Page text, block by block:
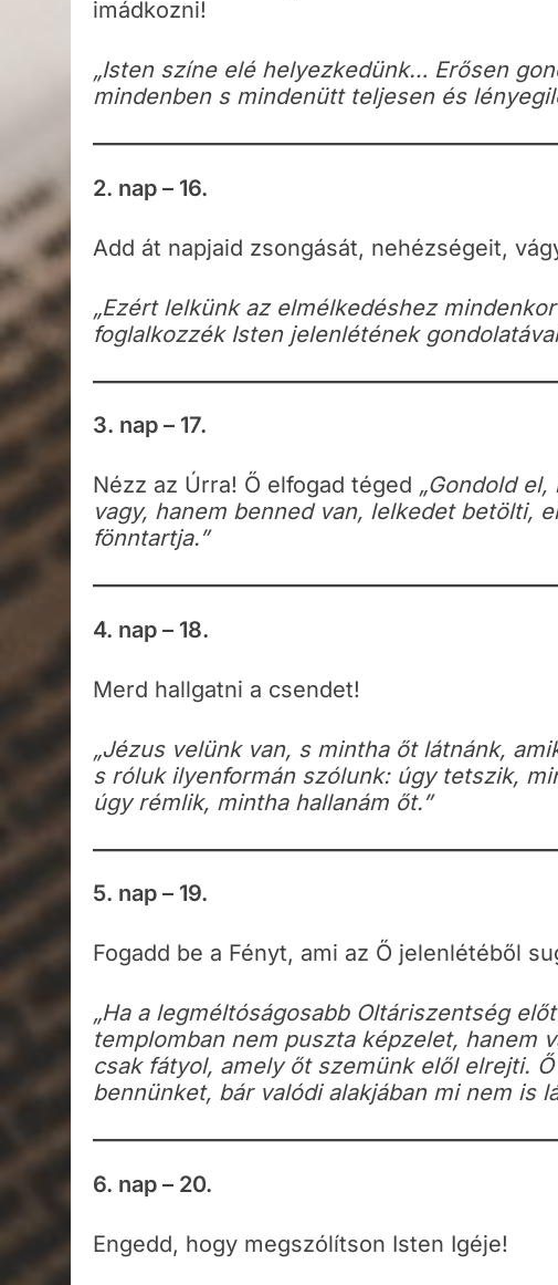
imádkozni!
„Isten színe elé helyezkedünk… Erősen
mindenben s mindenütt teljesen és
2. nap – 16.
Add át napjaid zsongását, nehézségeit,
„Ezért lelkünk az elmélkedéshez
foglalkozzék Isten jelenlétének
3. nap – 17.
Nézz az Úrra! Ő elfogad téged „Gondold
vagy, hanem benned van, lelkedet betölti,
fönntartja.”
4. nap – 18.
Merd hallgatni a csendet!
„Jézus velünk van, s mintha őt látnánk,
s róluk ilyenformán szólunk: úgy tetszik,
úgy rémlik, mintha hallanám őt.”
5. nap – 19.
Fogadd be a Fényt, ami az Ő jelenlétéből
„Ha a legméltóságosabb Oltáriszentség
templomban nem puszta képzelet, hanem
csak fátyol, amely őt szemünk elől elrejti.
bennünket, bár valódi alakjában mi nem is
6. nap – 20.
Engedd, hogy megszólítson Isten Igéje!